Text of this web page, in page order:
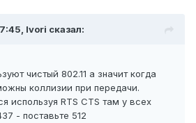
Ivori сказал:
чистый 802.11 а значит когда
коллизии при передачи.
используя RTS CTS там у всех
- поставьте 512